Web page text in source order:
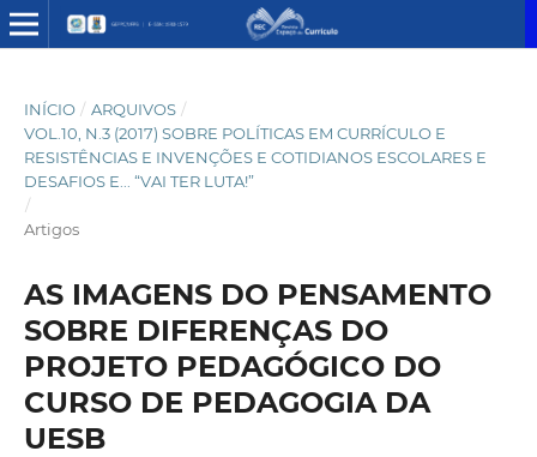
INÍCIO / ARQUIVOS /
VOL.10, N.3 (2017) SOBRE POLÍTICAS EM CURRÍCULO E
RESISTÊNCIAS E INVENÇÕES E COTIDIANOS ESCOLARES E
DESAFIOS E... “VAI TER LUTA!”
/
Artigos
AS IMAGENS DO PENSAMENTO
SOBRE DIFERENÇAS DO
PROJETO PEDAGÓGICO DO
CURSO DE PEDAGOGIA DA
UESB